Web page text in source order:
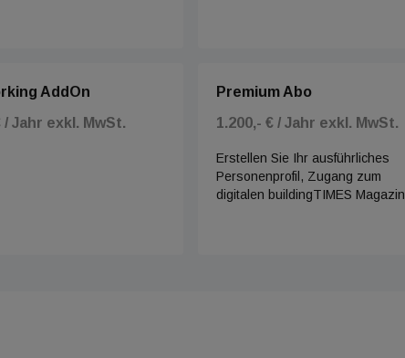
AddOn
/ Jahr exkl. MwSt.
Premium Abo
1.200,- € / Jahr exkl. MwSt.
Erstellen Sie Ihr ausführliches
Personenprofil, Zugang zum
digitalen buildingTIMES Magazin